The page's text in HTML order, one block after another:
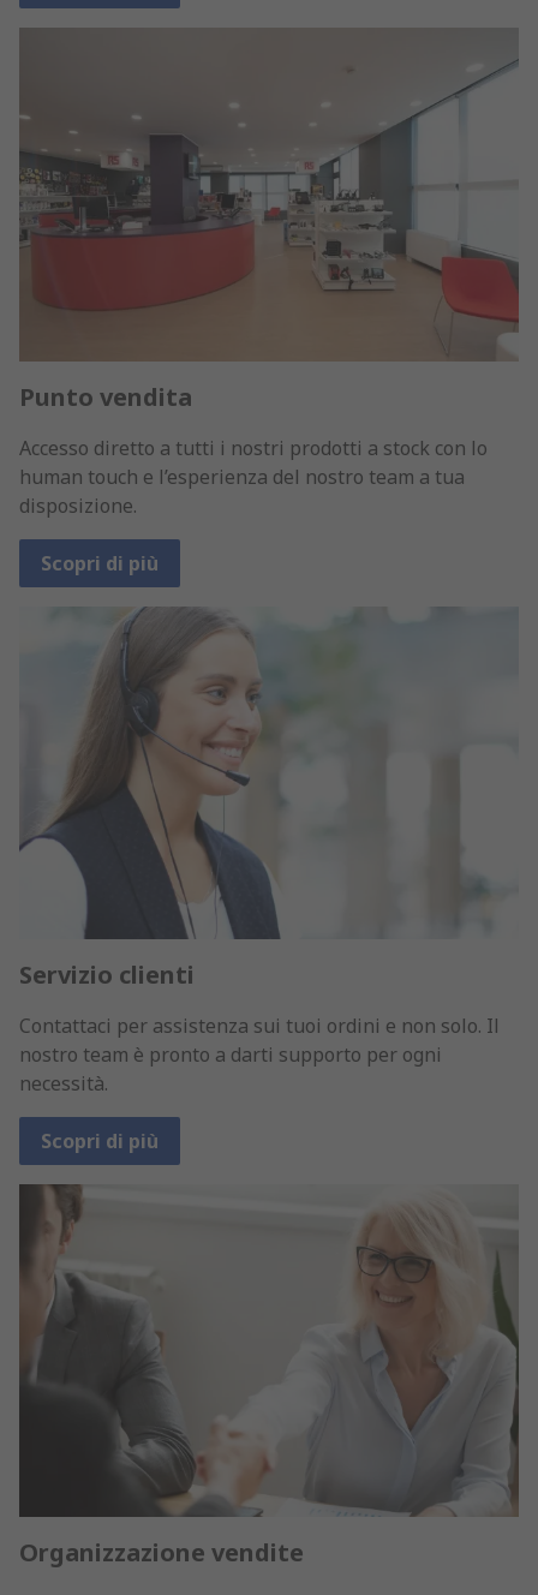
Punto vendita
Accesso diretto a tutti i nostri prodotti a stock con lo
human touch e l’esperienza del nostro team a tua
disposizione.
Scopri di più
Servizio clienti
Contattaci per assistenza sui tuoi ordini e non solo. Il
nostro team è pronto a darti supporto per ogni
necessità.
Scopri di più
Organizzazione vendite